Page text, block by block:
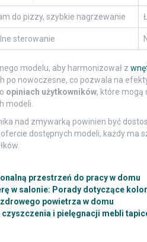
do pizzy, szybkie nagrzewanie
sterowanie
modelu, aby harmonizował z
po nowoczesne, co pozwala na
opiniach użytkowników, które mogą
modeli.
nad zmywarką powinien być
dostępnych modeli, każdy ma
przestrzeń do pracy w domu
w salonie: Porady dotyczące
powietrza w domu
i pielęgnacji mebli